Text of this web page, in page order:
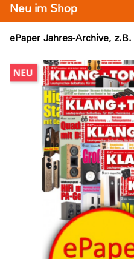
Neu im Shop
ePaper Jahres-Archive, z.B.